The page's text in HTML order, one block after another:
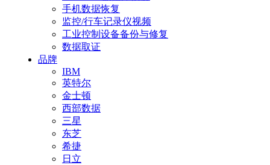
手机数据恢复
监控/行车记录仪视频
工业控制设备备份与修复
数据取证
品牌
IBM
英特尔
金士顿
西部数据
三星
东芝
希捷
日立